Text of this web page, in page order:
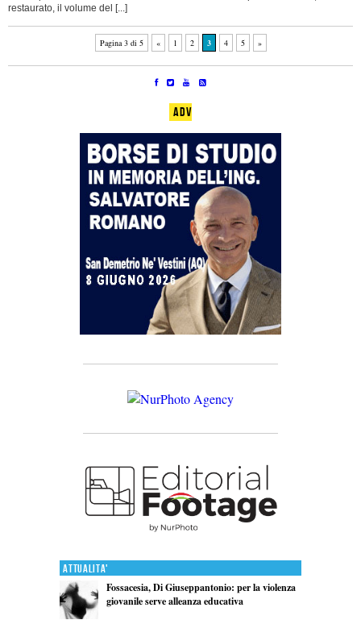
restaurato, il volume del [...]
Pagina 3 di 5 « 1 2 3 4 5 »
ADV
Attualita'
Fossacesia, Di Giuseppantonio: per la violenza
giovanile serve alleanza educativa